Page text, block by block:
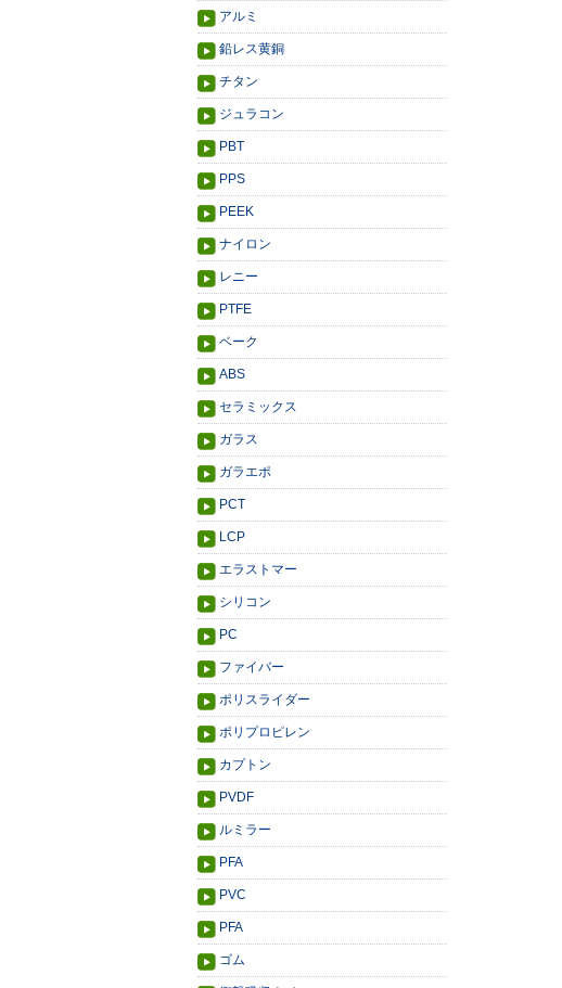
アルミ
鉛レス黄銅
チタン
ジュラコン
PBT
PPS
PEEK
ナイロン
レニー
PTFE
ベーク
ABS
セラミックス
ガラス
ガラエポ
PCT
LCP
エラストマー
シリコン
PC
ファイバー
ポリスライダー
ポリプロピレン
カプトン
PVDF
ルミラー
PFA
PVC
PFA
ゴム